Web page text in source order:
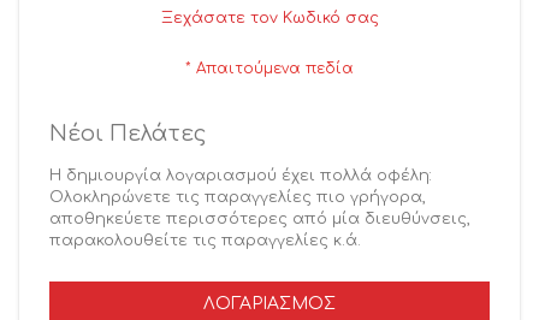
Ξεχάσατε τον Κωδικό σας
Νέοι Πελάτες
Η δημιουργία λογαριασμού έχει πολλά οφέλη:
Ολοκληρώνετε τις παραγγελίες πιο γρήγορα,
αποθηκεύετε περισσότερες από μία διευθύνσεις,
παρακολουθείτε τις παραγγελίες κ.ά.
ΛΟΓΑΡΙΑΣΜΌΣ